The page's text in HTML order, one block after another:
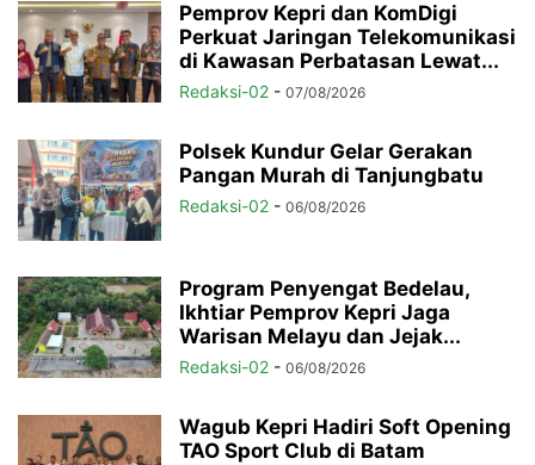
Pemprov Kepri dan KomDigi
Perkuat Jaringan Telekomunikasi
di Kawasan Perbatasan Lewat...
Redaksi-02 - 07/08/2026
Polsek Kundur Gelar Gerakan
Pangan Murah di Tanjungbatu
Redaksi-02 - 06/08/2026
Program Penyengat Bedelau,
Ikhtiar Pemprov Kepri Jaga
Warisan Melayu dan Jejak...
Redaksi-02 - 06/08/2026
Wagub Kepri Hadiri Soft Opening
TAO Sport Club di Batam